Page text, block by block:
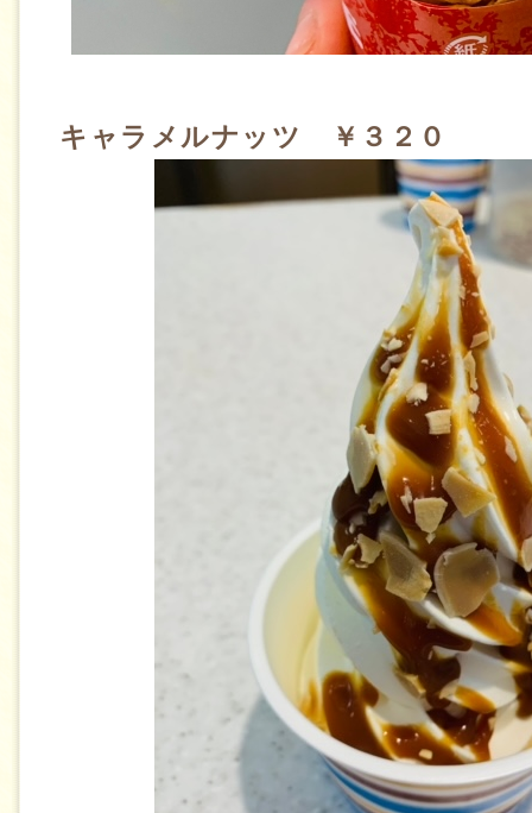
キャラメルナッツ ￥３２０